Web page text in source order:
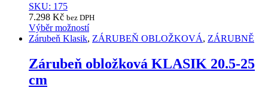
SKU: 175
7.298 Kč bez DPH
Výběr možností
This
has
multiple
variants.
Zárubeň Klasik, ZÁRUBEŇ OBLOŽKOVÁ, ZÁRUBNĚ
Zárubeň obložková KLASIK 20.5-25
cm